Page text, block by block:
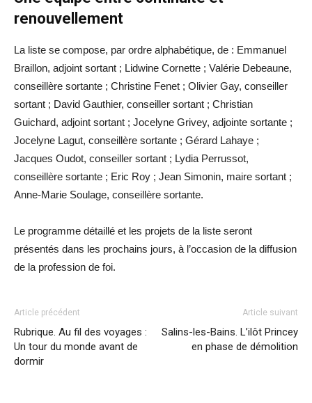
renouvellement
La liste se compose, par ordre alphabétique, de : Emmanuel
Braillon, adjoint sortant ; Lidwine Cornette ; Valérie Debeaune,
conseillère sortante ; Christine Fenet ; Olivier Gay, conseiller
sortant ; David Gauthier, conseiller sortant ; Christian
Guichard, adjoint sortant ; Jocelyne Grivey, adjointe sortante ;
Jocelyne Lagut, conseillère sortante ; Gérard Lahaye ;
Jacques Oudot, conseiller sortant ; Lydia Perrussot,
conseillère sortante ; Eric Roy ; Jean Simonin, maire sortant ;
Anne-Marie Soulage, conseillère sortante.
Le programme détaillé et les projets de la liste seront
présentés dans les prochains jours, à l’occasion de la diffusion
de la profession de foi.
Article précédent
Rubrique. Au fil des voyages :
Un tour du monde avant de
dormir
Article suivant
Salins-les-Bains. L’ilôt Princey
en phase de démolition